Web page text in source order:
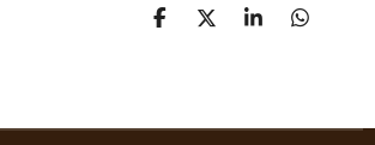
D
D
S
D